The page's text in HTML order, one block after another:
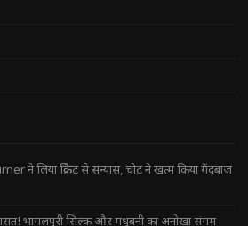
ने लिया क्रिकेट से संन्यास, चोट ने खत्म किया गेंदबाज
भागलपुरी सिल्क और मधुबनी का अनोखा संगम